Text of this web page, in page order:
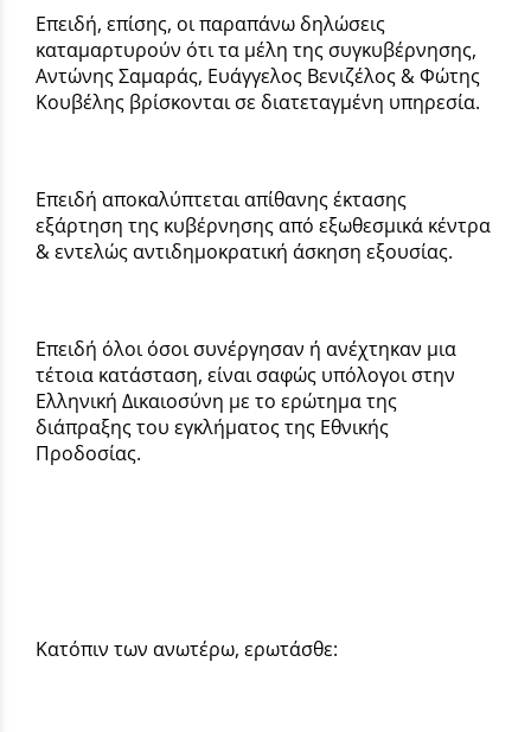
Επειδή, επίσης, οι παραπάνω δηλώσεις
καταμαρτυρούν ότι τα μέλη της συγκυβέρνησης,
Αντώνης Σαμαράς, Ευάγγελος Βενιζέλος & Φώτης
Κουβέλης βρίσκονται σε διατεταγμένη υπηρεσία.
Επειδή αποκαλύπτεται απίθανης έκτασης
εξάρτηση της κυβέρνησης από εξωθεσμικά κέντρα
& εντελώς αντιδημοκρατική άσκηση εξουσίας.
Επειδή όλοι όσοι συνέργησαν ή ανέχτηκαν μια
τέτοια κατάσταση, είναι σαφώς υπόλογοι στην
Ελληνική Δικαιοσύνη με το ερώτημα της
διάπραξης του εγκλήματος της Εθνικής
Προδοσίας.
Κατόπιν των ανωτέρω, ερωτάσθε: